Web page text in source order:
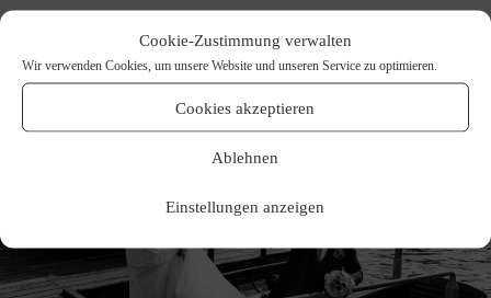
Cookie-Zustimmung verwalten
Wir verwenden Cookies, um unsere Website und unseren Service zu optimieren.
Cookies akzeptieren
Ablehnen
Einstellungen anzeigen